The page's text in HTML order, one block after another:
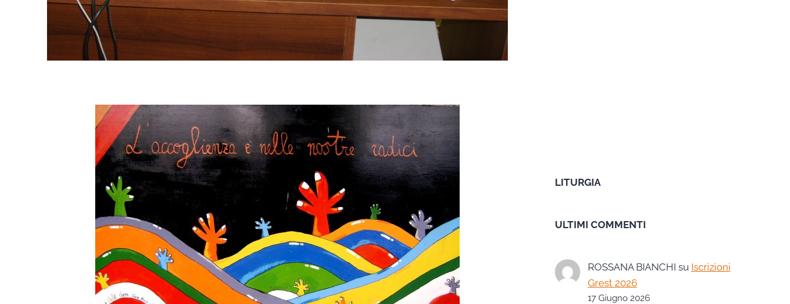
LITURGIA
ULTIMI COMMENTI
ROSSANA BIANCHI su Iscrizioni
Grest 2026
17 Giugno 2026